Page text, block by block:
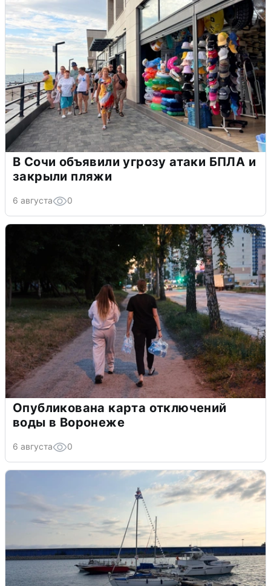
В Сочи объявили угрозу атаки БПЛА и
закрыли пляжи
6 августа 0
Опубликована карта отключений
воды в Воронеже
6 августа 0